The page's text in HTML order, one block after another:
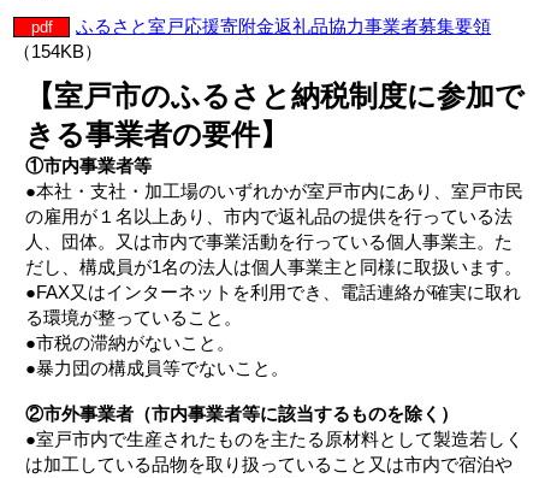
pdf
ふるさと室戸応援寄附金返礼品協力事業者募集要領
（154KB）
【室戸市のふるさと納税制度に参加で
きる事業者の要件】
①市内事業者等
●本社・支社・加工場のいずれかが室戸市内にあり、室戸市民
の雇用が１名以上あり、市内で返礼品の提供を行っている法
人、団体。又は市内で事業活動を行っている個人事業主。た
だし、構成員が1名の法人は個人事業主と同様に取扱います。
●FAX又はインターネットを利用でき、電話連絡が確実に取れ
る環境が整っていること。
●市税の滞納がないこと。
●暴力団の構成員等でないこと。
②市外事業者（市内事業者等に該当するものを除く）
●室戸市内で生産されたものを主たる原材料として製造若しく
は加工している品物を取り扱っていること又は市内で宿泊や